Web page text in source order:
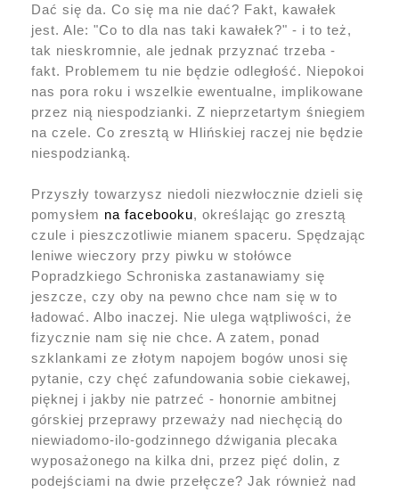
Dać się da. Co się ma nie dać? Fakt, kawałek
jest. Ale: "Co to dla nas taki kawałek?" - i to też,
tak nieskromnie, ale jednak przyznać trzeba -
fakt. Problemem tu nie będzie odległość. Niepokoi
nas pora roku i wszelkie ewentualne, implikowane
przez nią niespodzianki. Z nieprzetartym śniegiem
na czele. Co zresztą w Hlińskiej raczej nie będzie
niespodzianką.
Przyszły towarzysz niedoli niezwłocznie dzieli się
pomysłem na facebooku, określając go zresztą
czule i pieszczotliwie mianem spaceru. Spędzając
leniwe wieczory przy piwku w stołówce
Popradzkiego Schroniska zastanawiamy się
jeszcze, czy oby na pewno chce nam się w to
ładować. Albo inaczej. Nie ulega wątpliwości, że
fizycznie nam się nie chce. A zatem, ponad
szklankami ze złotym napojem bogów unosi się
pytanie, czy chęć zafundowania sobie ciekawej,
pięknej i jakby nie patrzeć - honornie ambitnej
górskiej przeprawy przeważy nad niechęcią do
niewiadomo-ilo-godzinnego dźwigania plecaka
wyposażonego na kilka dni, przez pięć dolin, z
podejściami na dwie przełęcze? Jak również nad